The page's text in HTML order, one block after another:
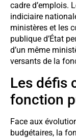
cadre d’emplois.
indiciaire
ministères et les
publique d’État
d’un même
versants de la
Les défis
fonction
Face aux
budgétaires, la